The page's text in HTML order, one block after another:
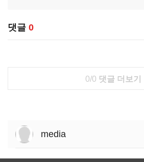
댓글 0
0/0 댓글 더보기
media